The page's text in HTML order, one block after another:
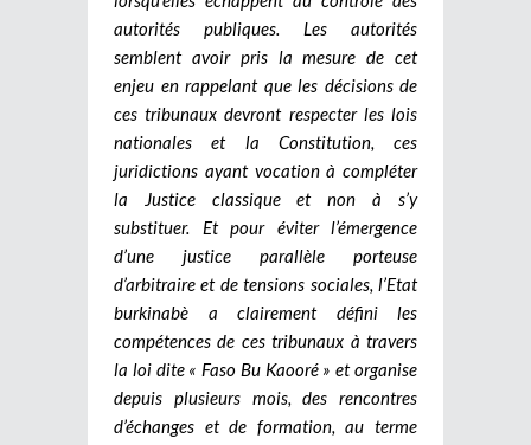
autorités publiques. Les autorités
semblent avoir pris la mesure de cet
enjeu en rappelant que les décisions de
ces tribunaux devront respecter les lois
nationales et la Constitution, ces
juridictions ayant vocation à compléter
la Justice classique et non à s’y
substituer. Et pour éviter l’émergence
d’une justice parallèle porteuse
d’arbitraire et de tensions sociales, l’Etat
burkinabè a clairement défini les
compétences de ces tribunaux à travers
la loi dite « Faso Bu Kaooré » et organise
depuis plusieurs mois, des rencontres
d’échanges et de formation, au terme